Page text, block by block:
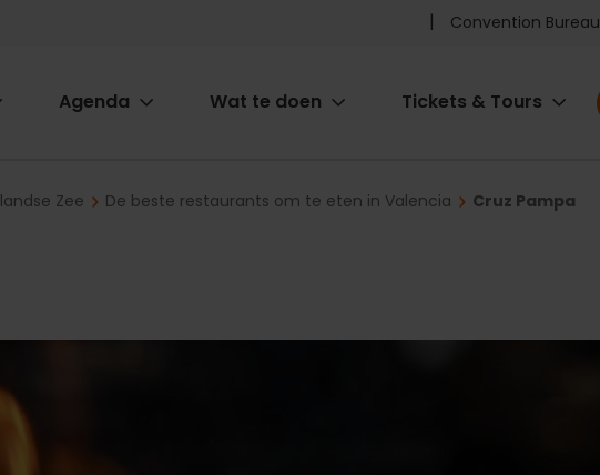
Pre
header
Convention Bureau
Agenda Wat te doen Tickets & Tours
Zee De beste restaurants om te eten in Valencia Cruz Pampa